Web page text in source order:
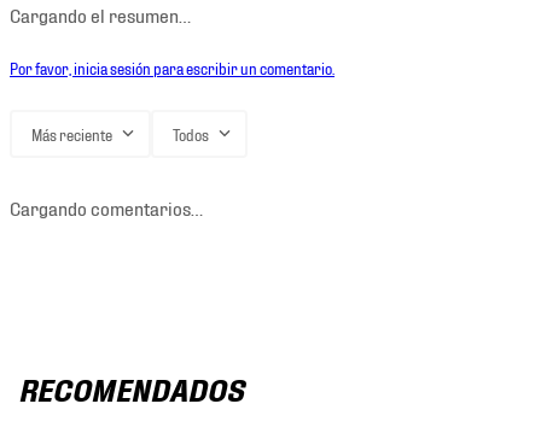
Cargando el resumen…
Por favor, inicia sesión para escribir un comentario.
Más reciente Todos
Cargando comentarios…
RECOMENDADOS